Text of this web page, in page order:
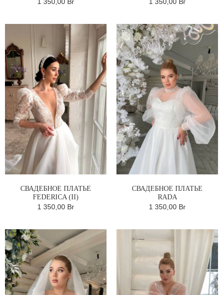
СВАДЕБНОЕ ПЛАТЬЕ
FEDERICA (II)
1 350,00 Br
СВАДЕБНОЕ ПЛАТЬЕ
RADA
1 350,00 Br